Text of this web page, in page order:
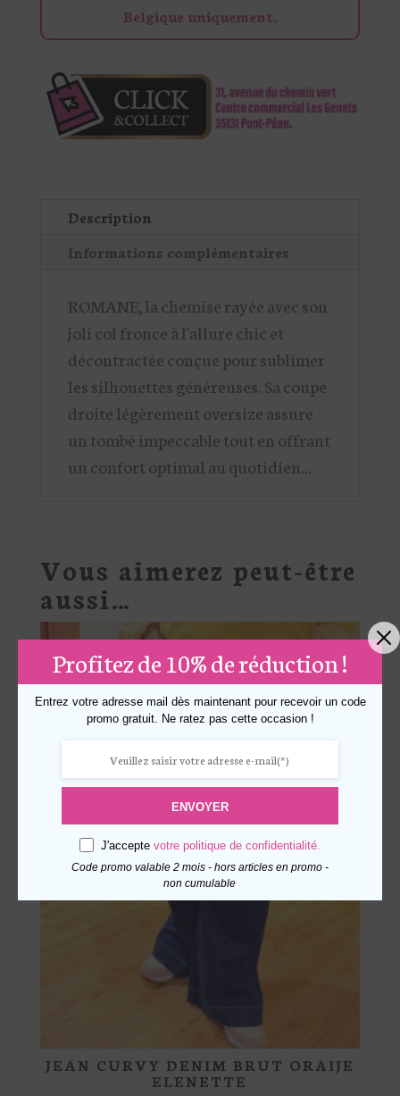
Belgique uniquement.
Description
Informations complémentaires
ROMANE, la chemise rayée avec son
joli col fronce à l'allure chic et
décontractée conçue pour sublimer
les silhouettes généreuses. Sa coupe
droite légèrement oversize assure
un tombé impeccable tout en offrant
un confort optimal au quotidien...
Vous aimerez peut-être
aussi…
JEAN CURVY DENIM BRUT ORAIJE
ELENETTE
Profitez de 10% de réduction !
Entrez votre adresse mail dès maintenant pour recevoir un code
promo gratuit. Ne ratez pas cette occasion !
ENVOYER
J'accepte votre politique de confidentialité.
Code promo valable 2 mois - hors articles en promo -
non cumulable